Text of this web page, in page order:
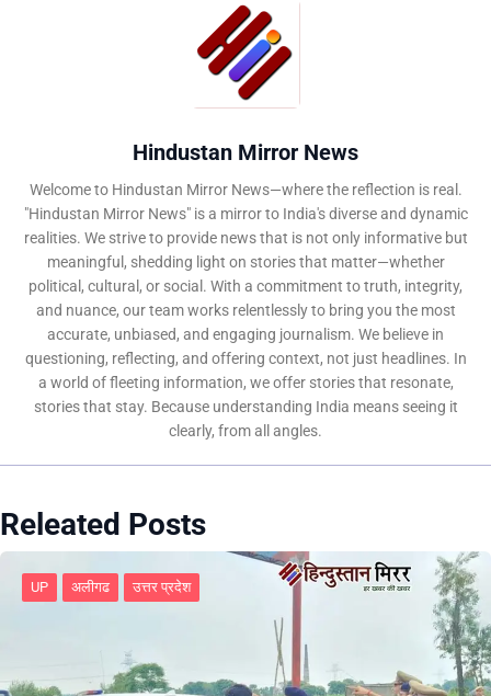
Hindustan Mirror News
Welcome to Hindustan Mirror News—where the reflection is real.
"Hindustan Mirror News" is a mirror to India's diverse and dynamic
realities. We strive to provide news that is not only informative but
meaningful, shedding light on stories that matter—whether
political, cultural, or social. With a commitment to truth, integrity,
and nuance, our team works relentlessly to bring you the most
accurate, unbiased, and engaging journalism. We believe in
questioning, reflecting, and offering context, not just headlines. In
a world of fleeting information, we offer stories that resonate,
stories that stay. Because understanding India means seeing it
clearly, from all angles.
Releated Posts
UP अलीगढ उत्तर प्रदेश